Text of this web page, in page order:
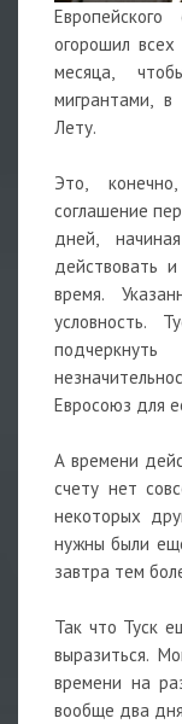
огорошил
месяца,
мигрантами,
Лету.
Это,
соглашение
дней,
действовать
время.
условность.
Евросоюз для
А времени
счету нет
некоторых
нужны были
завтра тем
Так что Туск
выразиться.
времени на
вообще два